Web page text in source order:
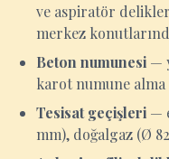
ve aspiratör
merkez
Beton numunesi —
karot numune alma
Tesisat geçişleri —
mm), doğalgaz (Ø